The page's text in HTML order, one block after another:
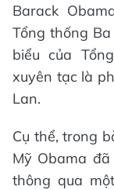
Barack
Tổng thống
biểu của
xuyên tạc là
Lan.
Cụ thể, trong
Mỹ Obama
thông qua